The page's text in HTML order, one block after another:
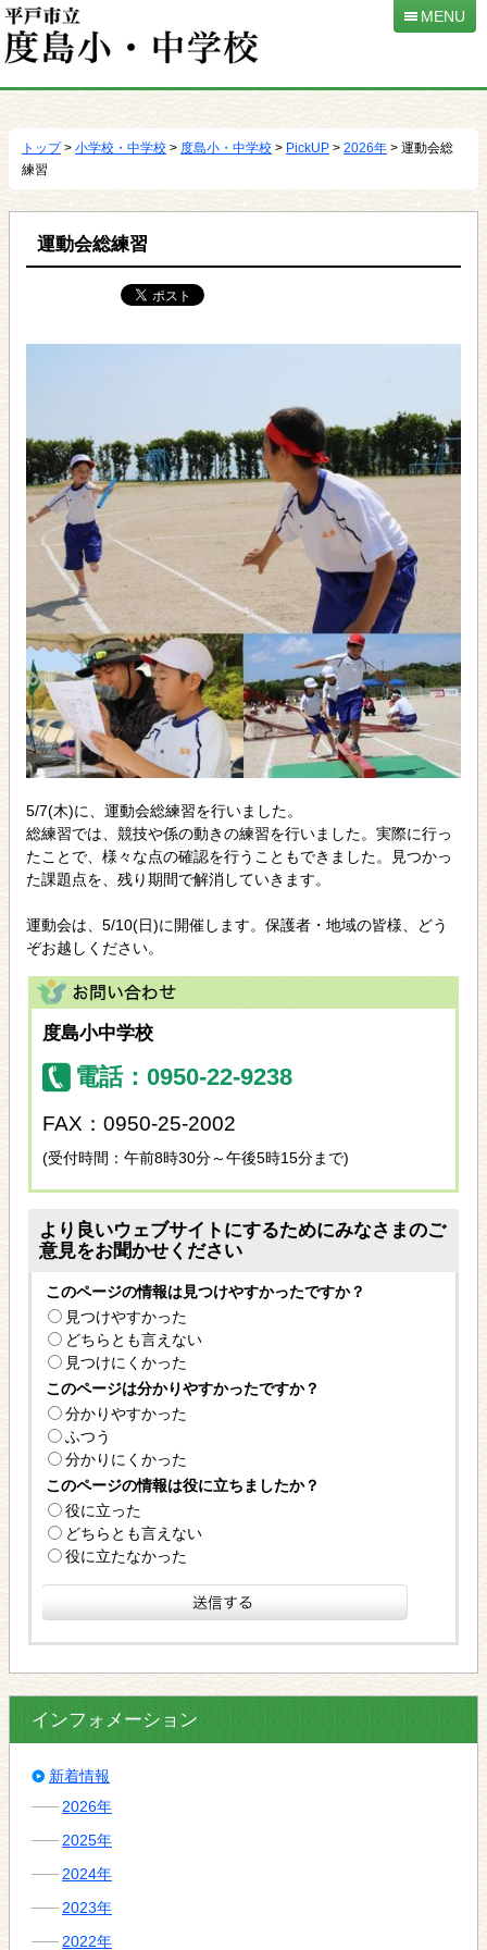
動
MENU
トップ> 小学校・中学校 > 度島小・中学校 > PickUP > 2026年 > 運動会総
練習
運動会総練習
5/7(木)に、運動会総練習を行いました。
総練習では、競技や係の動きの練習を行いました。実際に行っ
たことで、様々な点の確認を行うこともできました。見つかっ
た課題点を、残り期間で解消していきます。
運動会は、5/10(日)に開催します。保護者・地域の皆様、どう
ぞお越しください。
度島小中学校
電話：0950-22-9238
FAX：0950-25-2002
(受付時間：午前8時30分～午後5時15分まで)
より良いウェブサイトにするためにみなさまのご
意見をお聞かせください
このページの情報は見つけやすかったですか？
見つけやすかった
どちらとも言えない
見つけにくかった
このページは分かりやすかったですか？
分かりやすかった
ふつう
分かりにくかった
このページの情報は役に立ちましたか？
役に立った
どちらとも言えない
役に立たなかった
インフォメーション
新着情報
2026年
2025年
2024年
2023年
2022年